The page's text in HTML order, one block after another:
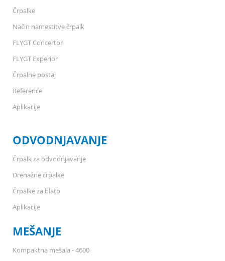
Črpalke
Način namestitve črpalk
FLYGT Concertor
FLYGT Experior
Črpalne postaj
Reference
Aplikacije
ODVODNJAVANJE
Črpalk za odvodnjavanje
Drenažne črpalke
Črpalke za blato
Aplikacije
MEŠANJE
Kompaktna mešala - 4600